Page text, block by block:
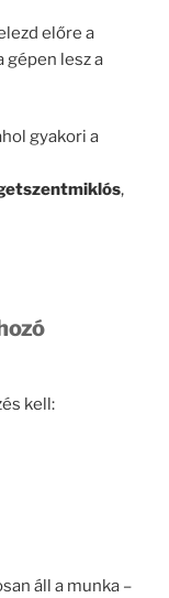
előre a
gépen lesz a
gyakori a
,
kell:
áll a munka –